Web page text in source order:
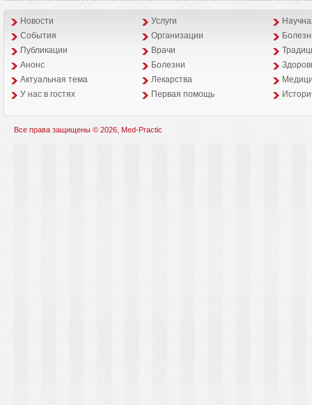
Новости Услуги
События
Организации
Публикации
Врачи
Анонс
Болезни
Aктуальная тема
Лекарства
У нас в гостях
Первая помощь
Все права защищены © 2026, Med-Practic